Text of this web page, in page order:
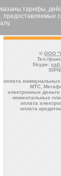
тарифы,
предоставляемые
©ООО
Тел./
Skype:
оплата
МТС,
электронные
моментальные
оплата
оплата